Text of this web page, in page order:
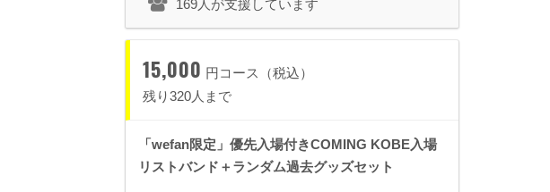
169人が支援しています
15,000 円コース（税込）
残り320人まで
「wefan限定」優先入場付きCOMING KOBE入場
リストバンド＋ランダム過去グッズセット